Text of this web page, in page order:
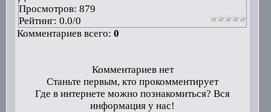
Просмотров: 879
Рейтинг: 0.0/0
Комментариев всего: 0
Комментариев нет
Станьте первым, кто прокомментирует
Где в интернете можно познакомиться? Вся
информация у нас!